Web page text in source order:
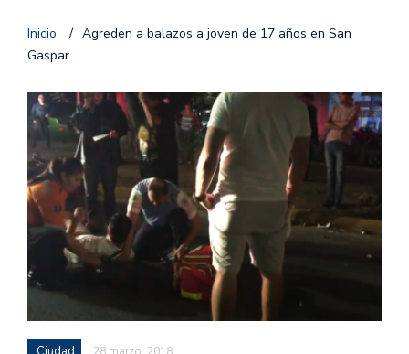
Inicio / Agreden a balazos a joven de 17 años en San
Gaspar.